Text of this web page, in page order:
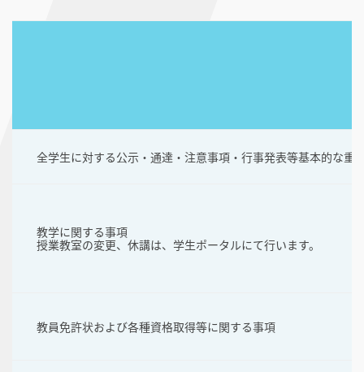
全学生に対する公示・通達・注意事項・行事発表等基本的な重
教学に関する事項
授業教室の変更、休講は、学生ポータルにて行います。
教員免許状および各種資格取得等に関する事項